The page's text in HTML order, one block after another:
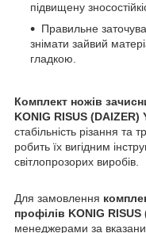
підвищену
Правильне
знімати зайвий
гладкою.
Комплект ножів
KONIG RISUS (DAIZER)
стабільність різання та
робить їх вигідним
світлопрозорих виробів.
Для замовлення
профілів KONIG RISUS
менеджерами за